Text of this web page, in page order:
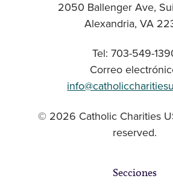
2050 Ballenger Ave,
Alexandria, VA
Tel: 703-549-
Correo
© 2026 Catholic Charities
reserved.
Secciones